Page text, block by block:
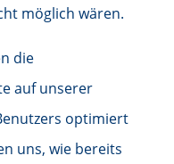
möglich wären.
die
auf unserer
optimiert
uns, wie bereits